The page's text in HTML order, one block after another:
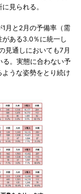
見られる。
月と2月の予備率（需
ある3.0％に統一し
見通しにおいても7月
る。実態に合わない予
うな姿勢をとり続け